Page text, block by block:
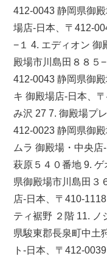
412-0043 静岡県御
場店-日本、〒412-
−１ 4. エディオン 御
殿場市川島田８８５
412-0043 静岡県御
キ 御殿場店-日本、
み沢 27 7. 御殿場プ
412-0023 静岡県御
ムラ 御殿場・中央
萩原５４０番地 9.
県御殿場市川島田３
店-日本、〒410-
ティ裾野 ２階 11. ノ
県駿東郡長泉町中土
ト-日本、〒412-